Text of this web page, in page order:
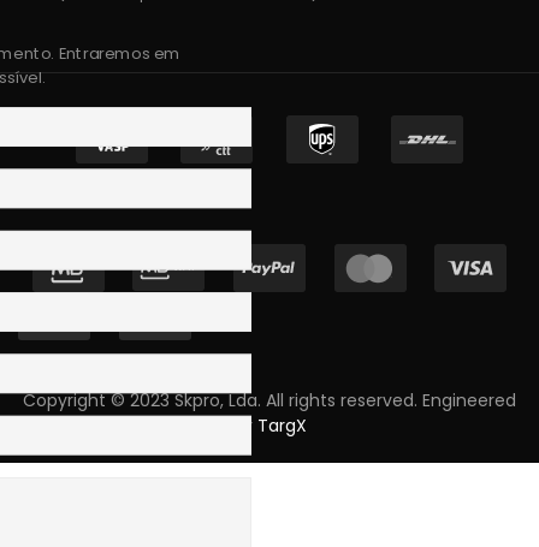
Copyright © 2023 Skpro, Lda. All rights reserved. Engineered
by TargX
Entraremos em